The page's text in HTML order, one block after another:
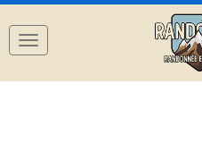
Navigation